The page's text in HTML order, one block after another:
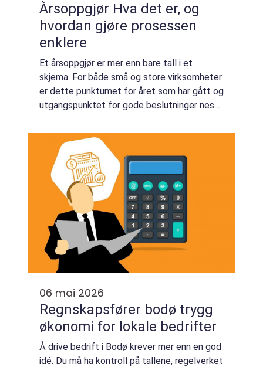
Årsoppgjør Hva det er, og
hvordan gjøre prosessen
enklere
Et årsoppgjør er mer enn bare tall i et
skjema. For både små og store virksomheter
er dette punktumet for året som har gått og
utgangspunktet for gode beslutninger neste
teknisk, men med riktig struktur blir ...
06 mai 2026
Regnskapsfører bodø trygg
økonomi for lokale bedrifter
Å drive bedrift i Bodø krever mer enn en god
idé. Du må ha kontroll på tallene, regelverket